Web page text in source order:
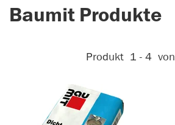
Baumit Produkte
Aktive Filter:
Produkt 1 - 4 von